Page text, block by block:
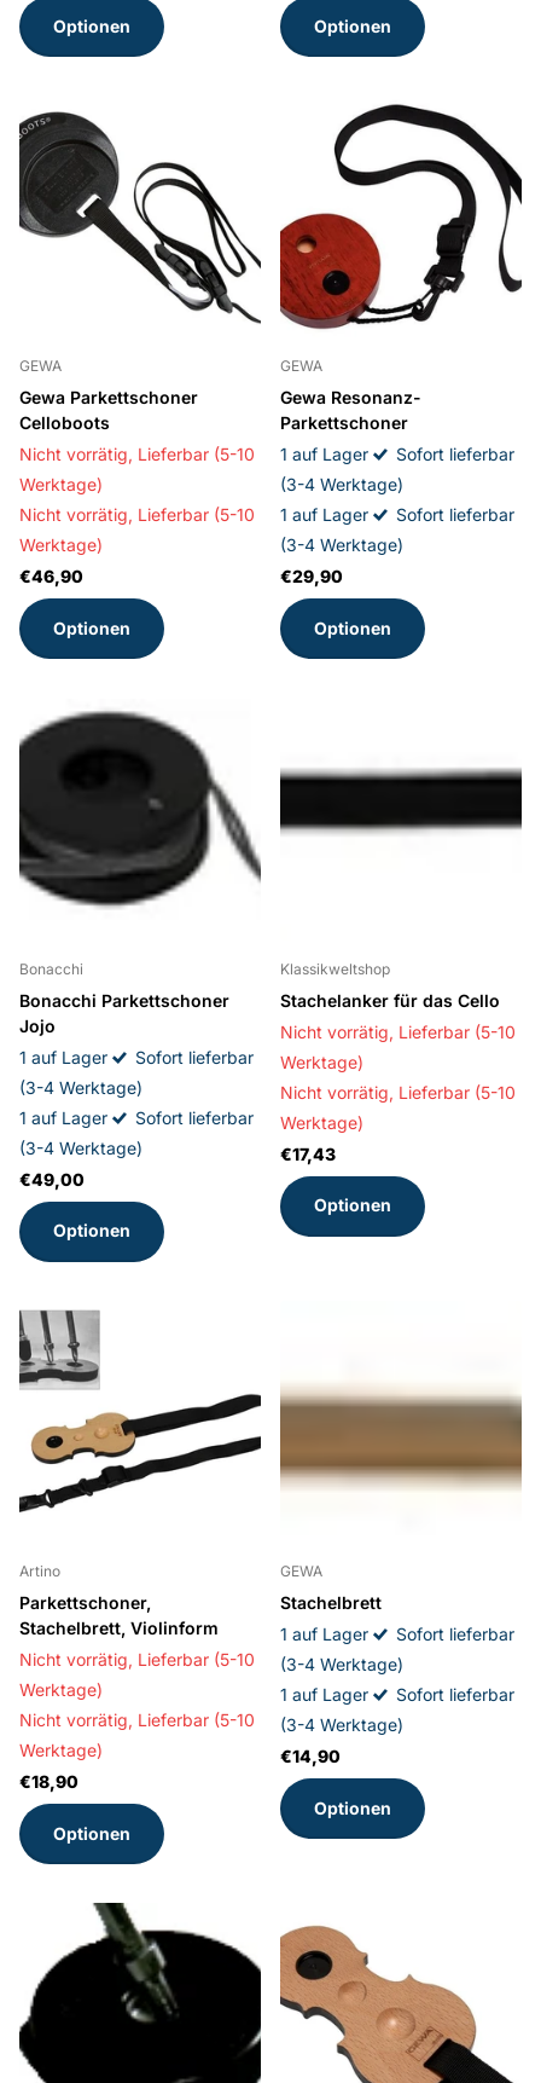
Optionen Optionen
GEWA
Gewa Parkettschoner
Celloboots
Nicht vorrätig, Lieferbar (5-10
Werktage)
Nicht vorrätig, Lieferbar (5-10
Werktage)
€46,90
Optionen
GEWA
Gewa Resonanz-
Parkettschoner
1 auf Lager
Sofort lieferbar
(3-4 Werktage)
1 auf Lager
Sofort lieferbar
(3-4 Werktage)
€29,90
Optionen
Bonacchi
Bonacchi Parkettschoner
Jojo
1 auf Lager
Sofort lieferbar
(3-4 Werktage)
1 auf Lager
Sofort lieferbar
(3-4 Werktage)
€49,00
Optionen
Klassikweltshop
Stachelanker für das Cello
Nicht vorrätig, Lieferbar (5-10
Werktage)
Nicht vorrätig, Lieferbar (5-10
Werktage)
€17,43
Optionen
Artino
Parkettschoner,
Stachelbrett, Violinform
Nicht vorrätig, Lieferbar (5-10
Werktage)
Nicht vorrätig, Lieferbar (5-10
Werktage)
€18,90
Optionen
GEWA
Stachelbrett
1 auf Lager
Sofort lieferbar
(3-4 Werktage)
1 auf Lager
Sofort lieferbar
(3-4 Werktage)
€14,90
Optionen